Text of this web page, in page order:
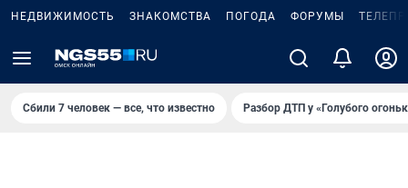
НЕДВИЖИМОСТЬ ЗНАКОМСТВА ПОГОДА ФОРУМЫ
Сбили 7 человек — все, что известно Разбор ДТП у «Голубого